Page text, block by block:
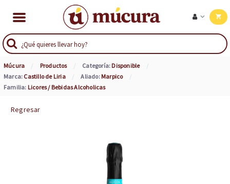
Múcura Productos Categoría: Disponible
Marca: Castillo de Liria Aliado: Marpico
Familia: Licores / Bebidas Alcoholicas
Regresar